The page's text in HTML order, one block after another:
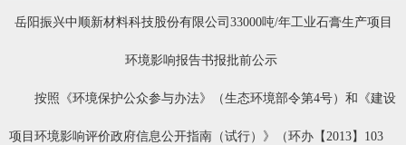
岳阳振兴中顺新材料科技股份有限公司33000吨/年工业石膏生产项目
环境影响报告书报批前公示
按照《环境保护公众参与办法》（生态环境部令第4号）和《建设
项目环境影响评价政府信息公开指南（试行）》（环办【2013】103